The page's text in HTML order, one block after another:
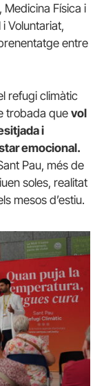
Física i
Voluntariat,
entre
refugi climàtic
trobada que vol
i
emocional.
Pau, més de
soles, realitat
mesos d’estiu.